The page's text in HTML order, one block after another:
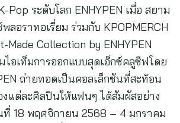
ระดับโลก ENHYPEN เมื่อ สยาม
ลอราทอเรี่ยม ร่วมกับ KPOPMERCH
Collection by ENHYPEN
ไอเท็มการออกแบบสุดเอ็กซ์คลูซีฟโดย
ถ่ายทอดเป็นคอลเล็กชันที่สะท้อน
แต่ละศิลปินให้แฟนๆ ได้สัมผัสอย่าง
ที่ 18 พฤศจิกายน 2568 – 4 มกราคม